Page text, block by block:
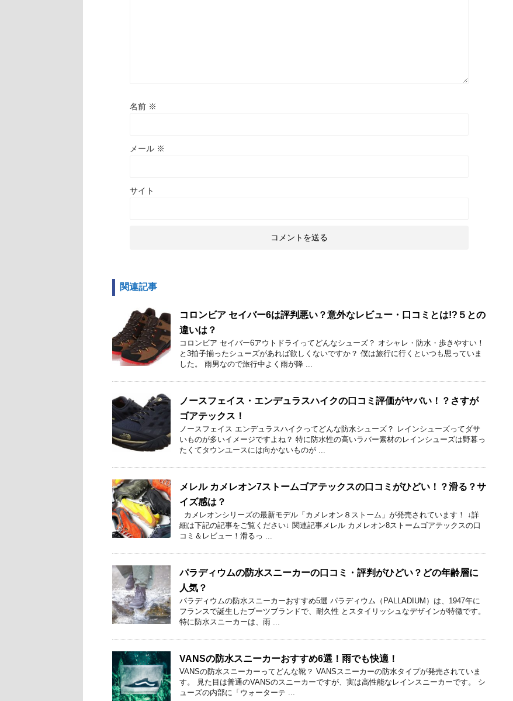
名前 ※
メール ※
サイト
関連記事
コロンビア セイバー6は評判悪い？意外なレビュー・口コミとは!?５との
違いは？
コロンビア セイバー6アウトドライってどんなシューズ？ オシャレ・防水・歩きやすい！
と3拍子揃ったシューズがあれば欲しくないですか？ 僕は旅行に行くといつも思っていま
した。 雨男なので旅行中よく雨が降 ...
ノースフェイス・エンデュラスハイクの口コミ評価がヤバい！？さすが
ゴアテックス！
ノースフェイス エンデュラスハイクってどんな防水シューズ？ レインシューズってダサ
いものが多いイメージですよね？ 特に防水性の高いラバー素材のレインシューズは野暮っ
たくてタウンユースには向かないものが ...
メレル カメレオン7ストームゴアテックスの口コミがひどい！？滑る？サ
イズ感は？
カメレオンシリーズの最新モデル「カメレオン８ストーム」が発売されています！ ↓詳
細は下記の記事をご覧ください↓ 関連記事メレル カメレオン8ストームゴアテックスの口
コミ＆レビュー！滑るっ ...
パラディウムの防水スニーカーの口コミ・評判がひどい？どの年齢層に
人気？
パラディウムの防水スニーカーおすすめ5選 パラディウム（PALLADIUM）は、1947年に
フランスで誕生したブーツブランドで、耐久性 とスタイリッシュなデザインが特徴です。
特に防水スニーカーは、雨 ...
VANSの防水スニーカーおすすめ6選！雨でも快適！
VANSの防水スニーカーってどんな靴？ VANSスニーカーの防水タイプが発売されていま
す。 見た目は普通のVANSのスニーカーですが、実は高性能なレインスニーカーです。 シ
ューズの内部に「ウォーターテ ...